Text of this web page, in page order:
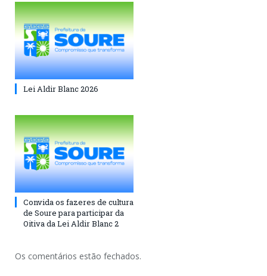
Lei Aldir Blanc 2026
Convida os fazeres de cultura
de Soure para participar da
Oitiva da Lei Aldir Blanc 2
Os comentários estão fechados.